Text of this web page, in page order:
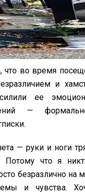
что во время
и
ее
—
— руки и ноги
Потому что я
безразлично на
и чувства.